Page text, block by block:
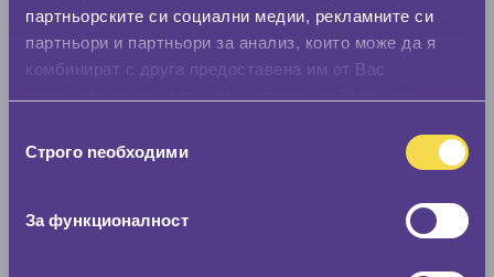
партньорските си социални медии, рекламните си
партньори и партньори за анализ, които може да я
комбинират с друга предоставена им от Вас
наСтрого nеобходими
За функционалност
Стар размер
Скоростомер при 100